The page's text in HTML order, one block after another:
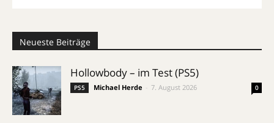
Neueste Beiträge
Hollowbody – im Test (PS5)
PS5 Michael Herde 7. August 2026 0